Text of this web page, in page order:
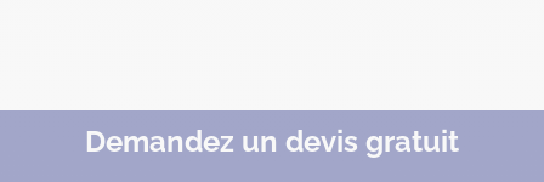
Demandez un devis gratuit